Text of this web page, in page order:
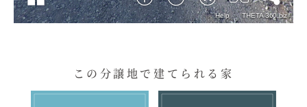
この分譲地で建てられる家